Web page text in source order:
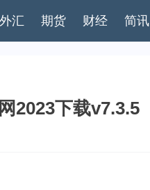
外汇 期货 财经 简讯
2023下载v7.3.5